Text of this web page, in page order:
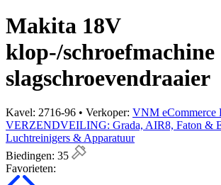
Makita 18V
klop-/
slagschroevendraaier
Kavel: 2716-96 • Verkoper: VNM eCommerce
VERZENDVEILING: Grada, AIR8, Faton &
Luchtreinigers & Apparatuur
Biedingen: 35
Favorieten: